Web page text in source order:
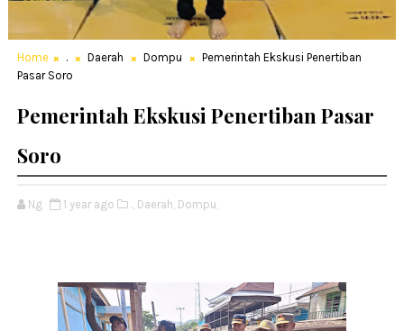
Home . Daerah Dompu
Pemerintah Ekskusi Penertiban
Pasar Soro
Pemerintah Ekskusi Penertiban Pasar
Soro
Ng 1 year ago ., Daerah, Dompu,